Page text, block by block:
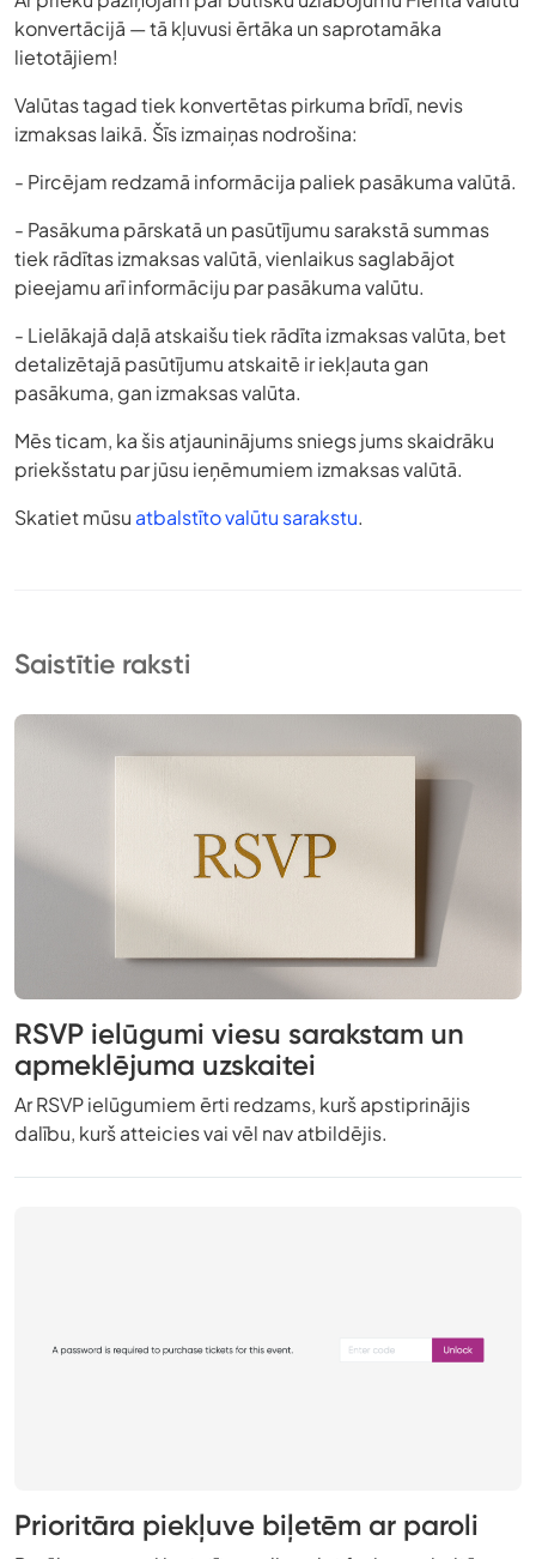
konvertācijā — tā kļuvusi ērtāka un saprotamāka
lietotājiem!
Valūtas tagad tiek konvertētas pirkuma brīdī, nevis
izmaksas laikā. Šīs izmaiņas nodrošina:
- Pircējam redzamā informācija paliek pasākuma valūtā.
- Pasākuma pārskatā un pasūtījumu sarakstā summas
tiek rādītas izmaksas valūtā, vienlaikus saglabājot
pieejamu arī informāciju par pasākuma valūtu.
- Lielākajā daļā atskaišu tiek rādīta izmaksas valūta, bet
detalizētajā pasūtījumu atskaitē ir iekļauta gan
pasākuma, gan izmaksas valūta.
Mēs ticam, ka šis atjauninājums sniegs jums skaidrāku
priekšstatu par jūsu ieņēmumiem izmaksas valūtā.
Skatiet mūsu atbalstīto valūtu sarakstu.
Saistītie raksti
RSVP ielūgumi viesu sarakstam un
apmeklējuma uzskaitei
Ar RSVP ielūgumiem ērti redzams, kurš apstiprinājis
dalību, kurš atteicies vai vēl nav atbildējis.
Prioritāra piekļuve biļetēm ar paroli